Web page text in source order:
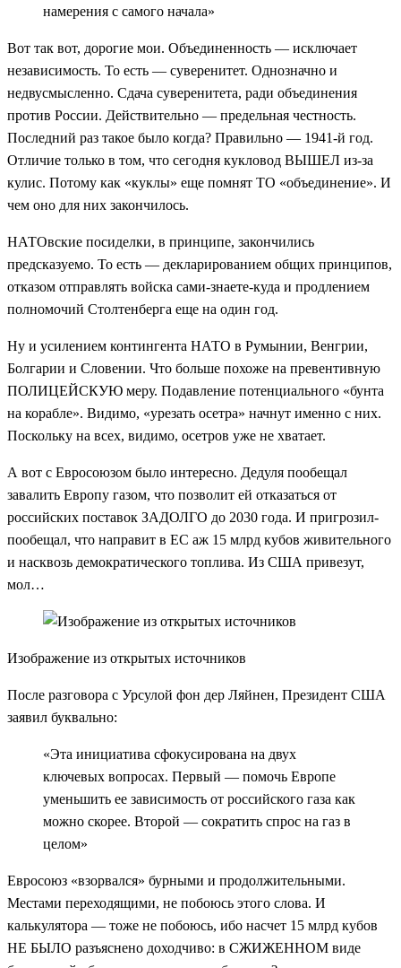
намерения с самого начала»
Вот так вот, дорогие мои. Объединенность — исключает
независимость. То есть — суверенитет. Однозначно и
недвусмысленно. Сдача суверенитета, ради объединения
против России. Действительно — предельная честность.
Последний раз такое было когда? Правильно — 1941-й год.
Отличие только в том, что сегодня кукловод ВЫШЕЛ из-за
кулис. Потому как «куклы» еще помнят ТО «объединение». И
чем оно для них закончилось.
НАТОвские посиделки, в принципе, закончились
предсказуемо. То есть — декларированием общих принципов,
отказом отправлять войска сами-знаете-куда и продлением
полномочий Столтенберга еще на один год.
Ну и усилением контингента НАТО в Румынии, Венгрии,
Болгарии и Словении. Что больше похоже на превентивную
ПОЛИЦЕЙСКУЮ меру. Подавление потенциального «бунта
на корабле». Видимо, «урезать осетра» начнут именно с них.
Поскольку на всех, видимо, осетров уже не хватает.
А вот с Евросоюзом было интересно. Дедуля пообещал
завалить Европу газом, что позволит ей отказаться от
российских поставок ЗАДОЛГО до 2030 года. И пригрозил-
пообещал, что направит в ЕС аж 15 млрд кубов живительного
и насквозь демократического топлива. Из США привезут,
мол…
Изображение из открытых источников
После разговора с Урсулой фон дер Ляйнен, Президент США
заявил буквально:
«Эта инициатива сфокусирована на двух
ключевых вопросах. Первый — помочь Европе
уменьшить ее зависимость от российского газа как
можно скорее. Второй — сократить спрос на газ в
целом»
Евросоюз «взорвался» бурными и продолжительными.
Местами переходящими, не побоюсь этого слова. И
калькулятора — тоже не побоюсь, ибо насчет 15 млрд кубов
НЕ БЫЛО разъяснено доходчиво: в СЖИЖЕННОМ виде